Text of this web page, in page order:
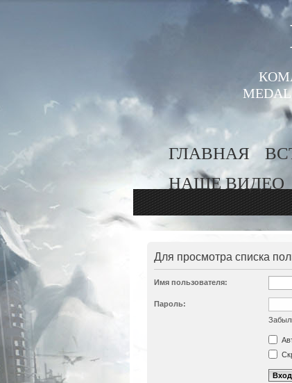
ГЛАВНАЯ
НАШЕ ВИДЕО
Для просмотра списка
Имя пользователя:
Пароль: